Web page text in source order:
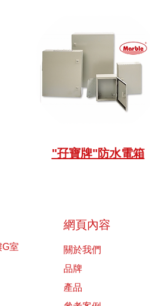
"孖寶牌"防水電箱
室
網頁內容
關於我們
品牌
產品